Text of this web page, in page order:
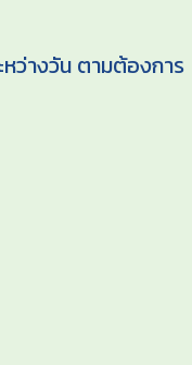
หว่างวัน ตามต้องการ